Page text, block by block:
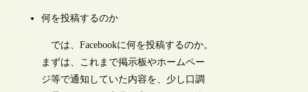
何を投稿するのか
では、Facebookに何を投稿するのか。
まずは、これまで掲示板やホームペー
ジ等で通知していた内容を、少し口調